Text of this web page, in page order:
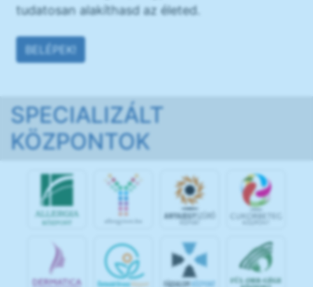
tudatosan alakíthasd az életed.
BELÉPEK!
SPECIALIZÁLT
KÖZPONTOK